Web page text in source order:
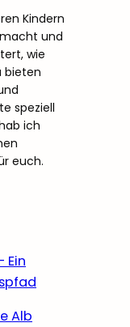
Kindern
und
wie
bieten
speziell
ich
euch.
Alb